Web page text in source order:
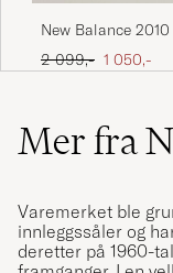
New Balance
Mindful Grey
Ordinær pris
2 099,- Nedsatt
1 050,-
Mer fra
Varemerket ble
innleggssåler og
deretter på 1960-